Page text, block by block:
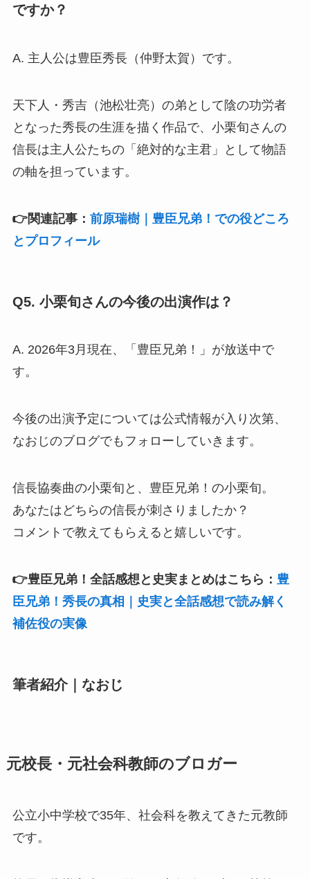
ですか？
A. 主人公は豊臣秀長（仲野太賀）です。
天下人・秀吉（池松壮亮）の弟として陰の功労者
となった秀長の生涯を描く作品で、小栗旬さんの
信長は主人公たちの「絶対的な主君」として物語
の軸を担っています。
👉関連記事： 前原瑞樹｜豊臣兄弟！での役どころ
とプロフィール
Q5. 小栗旬さんの今後の出演作は？
A. 2026年3月現在、「豊臣兄弟！」が放送中で
す。
今後の出演予定については公式情報が入り次第、
なおじのブログでもフォローしていきます。
信長協奏曲の小栗旬と、豊臣兄弟！の小栗旬。
あなたはどちらの信長が刺さりましたか？
コメントで教えてもらえると嬉しいです。
👉豊臣兄弟！全話感想と史実まとめはこちら： 豊
臣兄弟！秀長の真相｜史実と全話感想で読み解く
補佐役の実像
筆者紹介｜なおじ
元校長・元社会科教師のブロガー
公立小中学校で35年、社会科を教えてきた元教師
です。